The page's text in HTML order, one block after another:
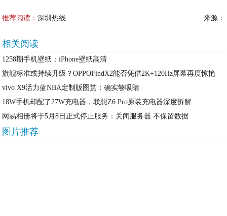
推荐阅读：深圳热线 来源：
相关阅读
1258期手机壁纸：iPhone壁纸高清
旗舰标准或持续升级？OPPOFindX2能否凭借2K+120Hz屏幕再度惊艳
vivo X9活力蓝NBA定制版图赏：确实够吸睛
18W手机却配了27W充电器，联想Z6 Pro原装充电器深度拆解
网易相册将于5月8日正式停止服务：关闭服务器 不保留数据
图片推荐